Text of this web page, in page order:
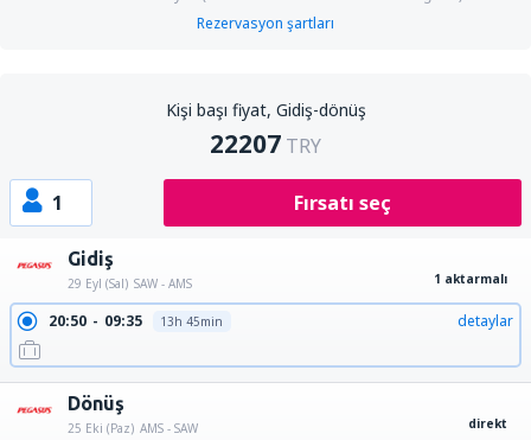
Rezervasyon şartları
Kişi başı fiyat, Gidiş-dönüş
22207 TRY
1 Fırsatı seç
Gidiş
29 Eyl (Sal) SAW - AMS 1 aktarmalı
20:50 09:35 13h 45min detaylar
Dönüş
25 Eki (Paz) AMS - SAW direkt